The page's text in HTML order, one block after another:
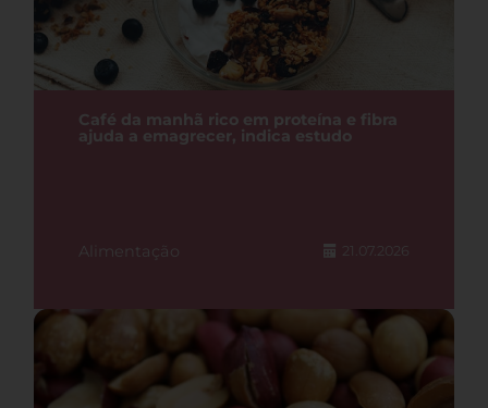
Café da manhã rico em proteína e fibra
ajuda a emagrecer, indica estudo
Alimentação 21.07.2026